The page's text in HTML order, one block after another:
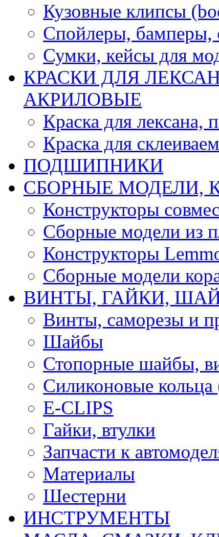
Кузовные клипсы
Спойлеры, бамперы,
Сумки, кейсы для
КРАСКИ ДЛЯ
АКРИЛОВЫЕ
Краска для лексана,
Краска для
ПОДШИПНИКИ
CБОРНЫЕ МОДЕЛИ,
Конструкторы
Сборные модели из
Конструкторы
Сборные модели
ВИНТЫ, ГАЙКИ,
Винты, саморезы и
Шайбы
Стопорные шайбы,
Силиконовые
E-CLIPS
Гайки, втулки
Запчасти к
Материалы
Шестерни
ИНСТРУМЕНТЫ